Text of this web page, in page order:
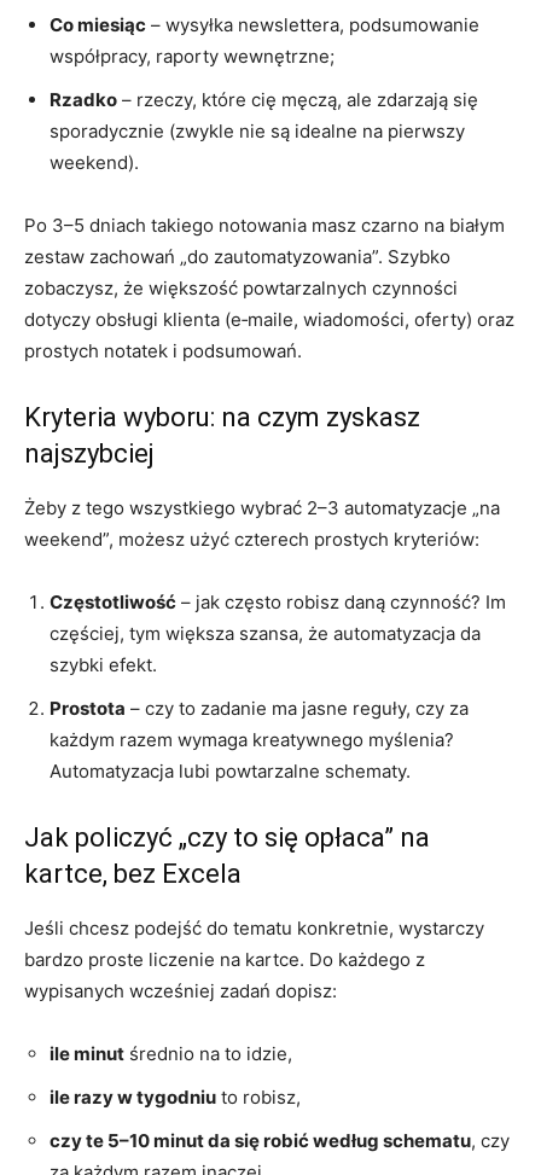
Co miesiąc – wysyłka newslettera, podsumowanie
współpracy, raporty wewnętrzne;
Rzadko – rzeczy, które cię męczą, ale zdarzają się
sporadycznie (zwykle nie są idealne na pierwszy
weekend).
Po 3–5 dniach takiego notowania masz czarno na białym
zestaw zachowań „do zautomatyzowania”. Szybko
zobaczysz, że większość powtarzalnych czynności
dotyczy obsługi klienta (e‑maile, wiadomości, oferty) oraz
prostych notatek i podsumowań.
Kryteria wyboru: na czym zyskasz
najszybciej
Żeby z tego wszystkiego wybrać 2–3 automatyzacje „na
weekend”, możesz użyć czterech prostych kryteriów:
Częstotliwość – jak często robisz daną czynność? Im
częściej, tym większa szansa, że automatyzacja da
szybki efekt.
Prostota – czy to zadanie ma jasne reguły, czy za
każdym razem wymaga kreatywnego myślenia?
Automatyzacja lubi powtarzalne schematy.
Jak policzyć „czy to się opłaca” na
kartce, bez Excela
Jeśli chcesz podejść do tematu konkretnie, wystarczy
bardzo proste liczenie na kartce. Do każdego z
wypisanych wcześniej zadań dopisz:
ile minut średnio na to idzie,
ile razy w tygodniu to robisz,
czy te 5–10 minut da się robić według schematu, czy